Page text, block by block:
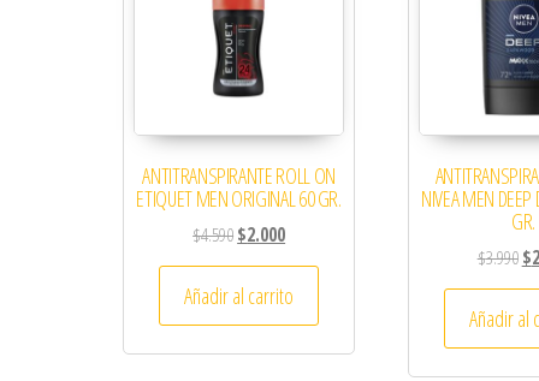
ANTITRANSPIRANTE ROLL ON
ETIQUET MEN ORIGINAL 60 GR.
$4.590El precio original era: $4.590.
$2.000El precio actual es: $2.000.
Añadir al carrito
NIVEA MEN
GR.
$3.990 El
$
Añadir al